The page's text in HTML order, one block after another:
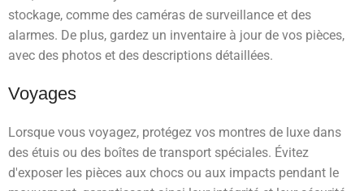
stockage, comme des caméras de surveillance et des
alarmes. De plus, gardez un inventaire à jour de vos pièces,
avec des photos et des descriptions détaillées.
Voyages
Lorsque vous voyagez, protégez vos montres de luxe dans
des étuis ou des boîtes de transport spéciales. Évitez
d'exposer les pièces aux chocs ou aux impacts pendant le